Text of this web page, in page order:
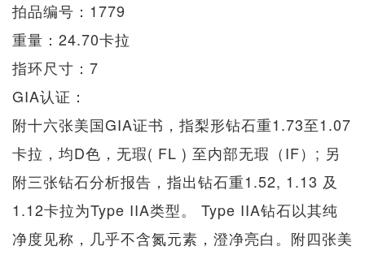
拍品编号：1779
重量：24.70卡拉
指环尺寸：7
GIA认证：
附十六张美国GIA证书，指梨形钻石重1.73至1.07
卡拉，均D色，无瑕( FL ) 至内部无瑕（IF）; 另
附三张钻石分析报告，指出钻石重1.52, 1.13 及
1.12卡拉为Type IIA类型。 Type IIA钻石以其纯
净度见称，几乎不含氮元素，澄净亮白。附四张美